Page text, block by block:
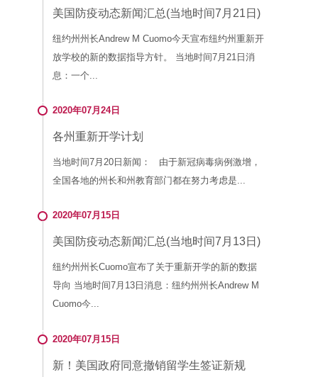
美国防疫动态新闻汇总(当地时间7月21日)
纽约州州长Andrew M Cuomo今天宣布纽约州重新开
放学校的新的数据指导方针。 当地时间7月21日消
息：一个...
2020年07月24日
各州重新开学计划
当地时间7月20日新闻： 由于新冠病毒病例激增，
全国各地的州长和州教育部门都在努力考虑是...
2020年07月15日
美国防疫动态新闻汇总(当地时间7月13日)
纽约州州长Cuomo宣布了关于重新开学的新的数据
导向 当地时间7月13日消息：纽约州州长Andrew M
Cuomo今...
2020年07月15日
新！美国政府同意撤销留学生签证新规